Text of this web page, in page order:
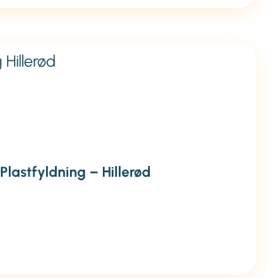
Plastfyldning – Hillerød